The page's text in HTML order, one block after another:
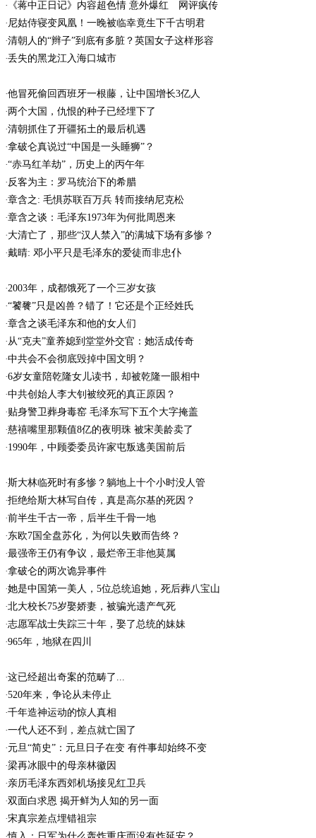
《蒋中正日记》内容超色情 意外爆红 网评疯传
尼姑侍寝变凤凰！一晚被临幸竟生下千古明君
清朝人的“辫子”到底有多脏？英国女子这样形容
丢失的黑龙江入海口城市
他冒死偷回西班牙一根藤，让中国增长3亿人
两个大国，仇恨的种子已经埋下了
清朝抓住了开疆拓土的最后机遇
拿破仑真说过“中国是一头睡狮”？
“赤马红羊劫”，历史上的丙午年
反客为主：罗马统治下的希腊
章含之: 毛惧苏联百万兵 转而接纳尼克松
章含之谈：毛泽东1973年为何批周恩来
大清亡了，那些“汉人禁入”的满城下场有多惨？
戴晴: 邓小平只是毛泽东的爱徒而非忠仆
2003年，成都饿死了一个三岁女孩
“饕餮”只是凶兽？错了！它还是个正经姓氏
章含之谈毛泽东和他的女人们
从“克夫”童养媳到堂堂外交官：她活成传奇
中共会不会彻底毁掉中国文明？
6岁女童陪乾隆女儿读书，却被乾隆一眼相中
中共创始人李大钊被绞死的真正原因？
贴身警卫葬身毒窑 毛泽东写下五个大字掩盖
慈禧嘴里那颗值8亿的夜明珠 被宋美龄卖了
1990年，中顾委委员许家屯叛逃美国前后
斯大林临死时有多惨？躺地上十个小时没人管
拒绝给斯大林写自传，真是高尔基的死因？
前半生千古一帝，后半生千骨一地
东欧7国全盘苏化，为何以失败而告终？
最强帝王仍有争议，最烂帝王非他莫属
拿破仑的两次诡异事件
她是中国第一美人，5位总统追她，死后葬八宝山
北大校长75岁娶娇妻，被骗光遗产气死
志愿军战士失踪三十年，娶了总统的妹妹
965年，地狱在四川
这已经超出奇案的范畴了...
520年来，争论从未停止
千年造神运动的惊人真相
一代人还不到，差点就亡国了
元旦“简史”：元旦日子在变 有件事却始终不变
梁再冰眼中的母亲林徽因
亲历毛泽东西郊机场接见红卫兵
双面白求恩 揭开鲜为人知的另一面
宋真宗差点埋错祖宗